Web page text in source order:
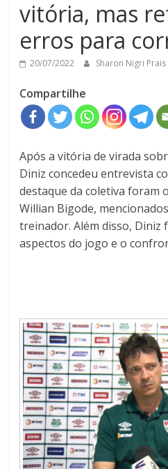
vitória, mas
erros para
20/07/2022 Sharon Nigri Prais
Compartilhe
Após a vitória de virada
Diniz concedeu entrevista
destaque da coletiva foram
Willian Bigode,
treinador. Além disso,
aspectos do jogo e o